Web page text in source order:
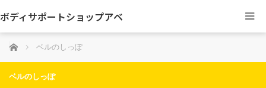
ボディサポートショップアベ
ホーム ベルのしっぽ
ベルのしっぽ